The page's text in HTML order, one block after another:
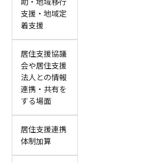
支援・地域定
着支援
居住支援協議
会や居住支援
法人との情報
連携・共有を
する場面
居住支援連携
体制加算